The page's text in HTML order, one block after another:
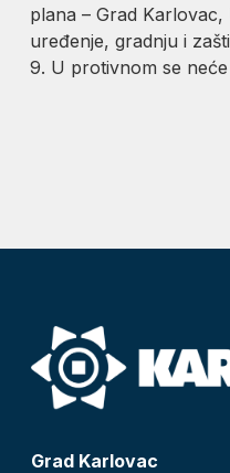
plana – Grad
uređenje, gradnju i
9. U protivnom se
Grad Karlovac